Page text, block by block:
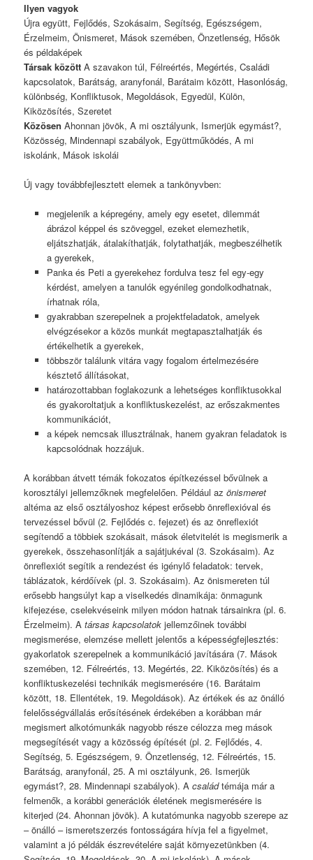
Ilyen vagyok
Újra együtt, Fejlődés, Szokásaim, Segítség, Egészségem,
Érzelmeim, Önismeret, Mások szemében, Önzetlenség, Hősök
és példaképek
Társak között A szavakon túl, Félreértés, Megértés, Családi
kapcsolatok, Barátság, aranyfonál, Barátaim között, Hasonlóság,
különbség, Konfliktusok, Megoldások, Egyedül, Külön,
Kiközösítés, Szeretet
Közösen Ahonnan jövök, A mi osztályunk, Ismerjük egymást?,
Közösség, Mindennapi szabályok, Együttműködés, A mi
iskolánk, Mások iskolái
Új vagy továbbfejlesztett elemek a tankönyvben:
megjelenik a képregény, amely egy esetet, dilemmát
ábrázol képpel és szöveggel, ezeket elemezhetik,
eljátszhatják, átalakíthatják, folytathatják, megbeszélhetik
a gyerekek,
Panka és Peti a gyerekehez fordulva tesz fel egy-egy
kérdést, amelyen a tanulók egyénileg gondolkodhatnak,
írhatnak róla,
gyakrabban szerepelnek a projektfeladatok, amelyek
elvégzésekor a közös munkát megtapasztalhatják és
értékelhetik a gyerekek,
többször találunk vitára vagy fogalom értelmezésére
késztető állításokat,
határozottabban foglakozunk a lehetséges konfliktusokkal
és gyakoroltatjuk a konfliktuskezelést, az erőszakmentes
kommunikációt,
a képek nemcsak illusztrálnak, hanem gyakran feladatok is
kapcsolódnak hozzájuk.
A korábban átvett témák fokozatos építkezéssel bővülnek a
korosztályi jellemzőknek megfelelően. Például azönismeret
altéma az első osztályoshoz képest erősebb önreflexióval és
tervezéssel bővül (2. Fejlődés c. fejezet) és az önreflexiót
segítendő a többiek szokásait, mások életvitelét is megismerik a
gyerekek, összehasonlítják a sajátjukéval (3. Szokásaim). Az
önreflexiót segítik a rendezést és igénylő feladatok: tervek,
táblázatok, kérdőívek (pl. 3. Szokásaim). Az önismereten túl
erősebb hangsúlyt kap a viselkedés dinamikája: önmagunk
kifejezése, cselekvéseink milyen módon hatnak társainkra (pl. 6.
Érzelmeim). Atársas kapcsolatok jellemzőinek további
megismerése, elemzése mellett jelentős a képességfejlesztés:
gyakorlatok szerepelnek a kommunikáció javítására (7. Mások
szemében, 12. Félreértés, 13. Megértés, 22. Kiközösítés) és a
konfliktuskezelési technikák megismerésére (16. Barátaim
között, 18. Ellentétek, 19. Megoldások). Az értékek és az önálló
felelősségvállalás erősítésének érdekében a korábban már
megismert alkotómunkák nagyobb része célozza meg mások
megsegítését vagy a közösség építését (pl. 2. Fejlődés, 4.
Segítség, 5. Egészségem, 9. Önzetlenség, 12. Félreértés, 15.
Barátság, aranyfonál, 25. A mi osztályunk, 26. Ismerjük
egymást?, 28. Mindennapi szabályok). Acsaládtémája már a
felmenők, a korábbi generációk életének megismerésére is
kiterjed (24. Ahonnan jövök). A kutatómunka nagyobb szerepe az
– önálló – ismeretszerzés fontosságára hívja fel a figyelmet,
valamint a jó példák észrevételére saját környezetünkben (4.